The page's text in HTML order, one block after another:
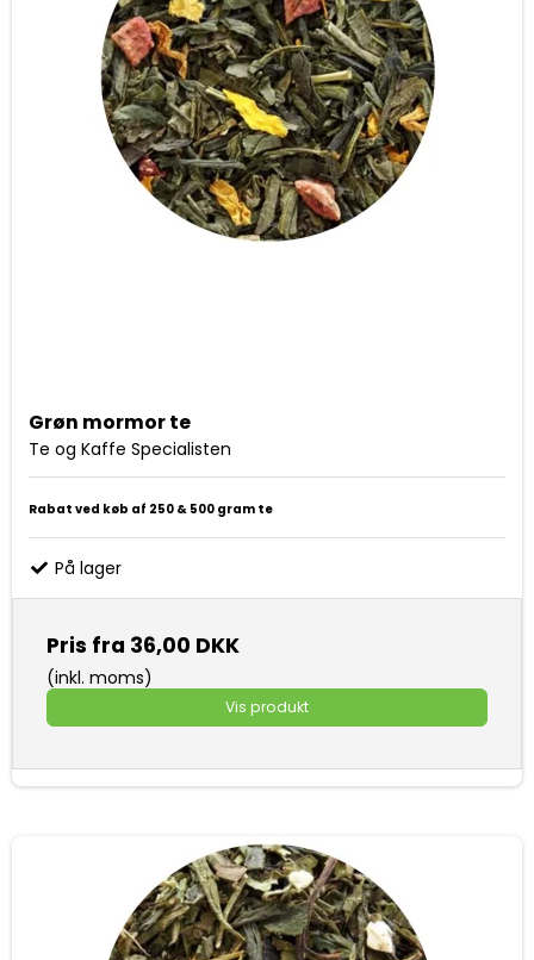
Grøn mormor te
Te og Kaffe Specialisten
Rabat ved køb af 250 & 500 gram te
På lager
Pris fra 36,00 DKK
(inkl. moms)
Vis produkt